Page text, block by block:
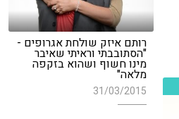
רותם איזק שולחת אגרופים -
"הסתובבתי וראיתי שאיבר
מינו חשוף ושהוא בזקפה
מלאה"
31/03/2015